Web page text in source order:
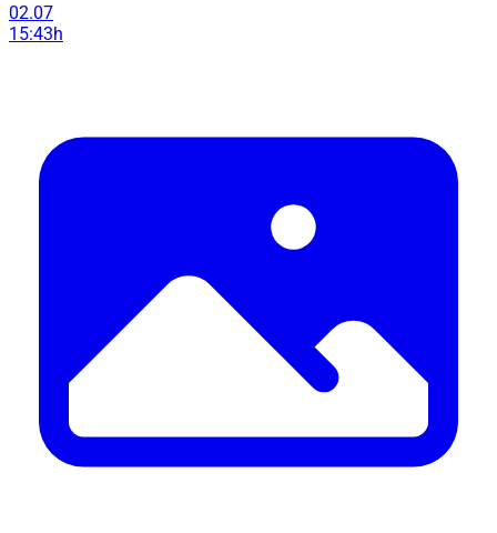
02.07
15:43h